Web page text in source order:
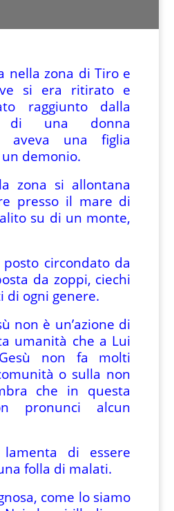
nella zona di Tiro e
si era ritirato e
raggiunto dalla
di una donna
aveva una figlia
demonio.
zona si allontana
presso il mare di
su di un monte,
circondato da
da zoppi, ciechi
di ogni genere.
non è un’azione di
umanità che a Lui
non fa molti
o sulla non
che in questa
pronunci alcun
di essere
folla di malati.
come lo siamo